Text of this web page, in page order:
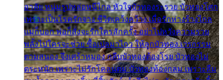
อาลัย หนุ่มรูปหล่อหนีไกล หัวใจบัวทองระรวย บัวทองโศก
เพราะเป็นโรครักจาง ชีวิตเคว้งคว้าง เมื่อรักห่างร้างไกล
แม่ก็บอก พ่อก็สั่งจะรักใครสักครั้ง อย่าไปหวังความรวย
พลั้งไปใครจะช่วย ซื้อเปลมาไกว ให้ลูกบัวทอง เวรกรรม
ตามสนอง จึงเศร้าหมอง กลีบบัวทองต้องโรย บัวทองไม่
ตระหนัก เพราะไม่รักโคลนตม บัวทองท้องกลม เพราะลืม